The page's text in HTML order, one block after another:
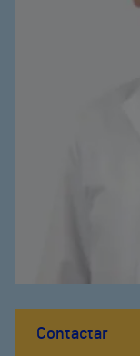
Contactar